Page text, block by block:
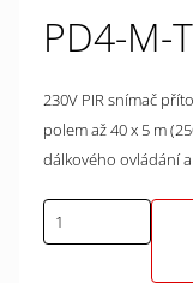
PD4-M-
230V PIR snímač
polem až 40 x 5 m
dálkového ovládání